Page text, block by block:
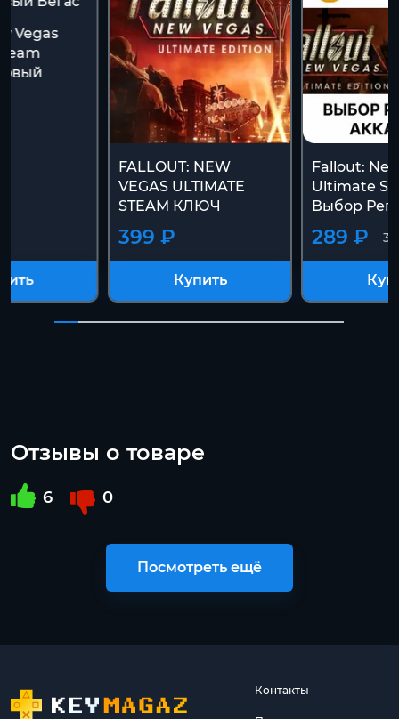
Vegas
FALLOUT: NEW
VEGAS ULTIMATE
STEAM КЛЮЧ
399 ₽
Купить
Fallout:
Ultimate
Выбор
289 ₽
Отзывы о товаре
6 0
Посмотреть ещё
Контакты